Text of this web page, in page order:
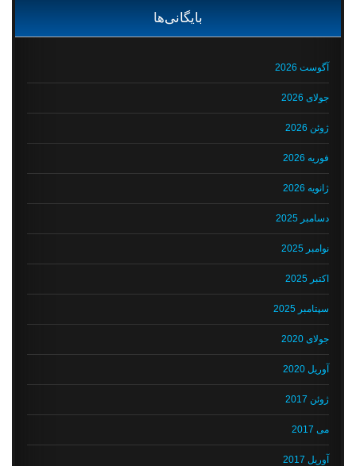
بایگانی‌ها
آگوست 2026
جولای 2026
ژوئن 2026
فوریه 2026
ژانویه 2026
دسامبر 2025
نوامبر 2025
اکتبر 2025
سپتامبر 2025
جولای 2020
آوریل 2020
ژوئن 2017
می 2017
آوریل 2017